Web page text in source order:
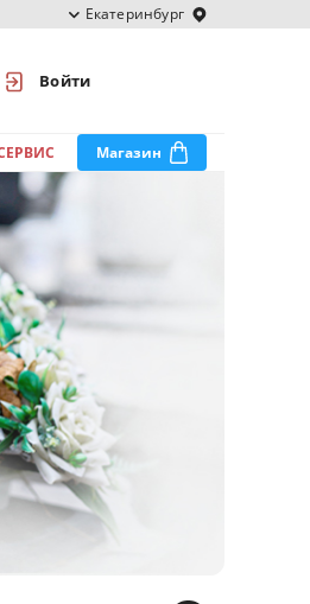
Екатеринбург
Войти
Магазин